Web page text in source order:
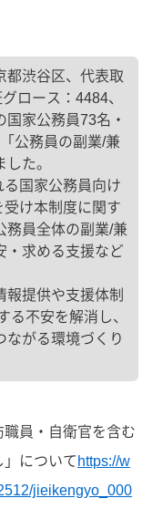
都渋谷区、代表取
ロース：4484、
家公務員73名・
公務員の副業/兼
た。
国家公務員向け
受け本制度に関す
務員全体の副業/兼
・求める支援など
報提供や支援体制
る不安を解消し、
ながる環境づくり
員・自衛官を含む
について https://w
jieikengyo_000